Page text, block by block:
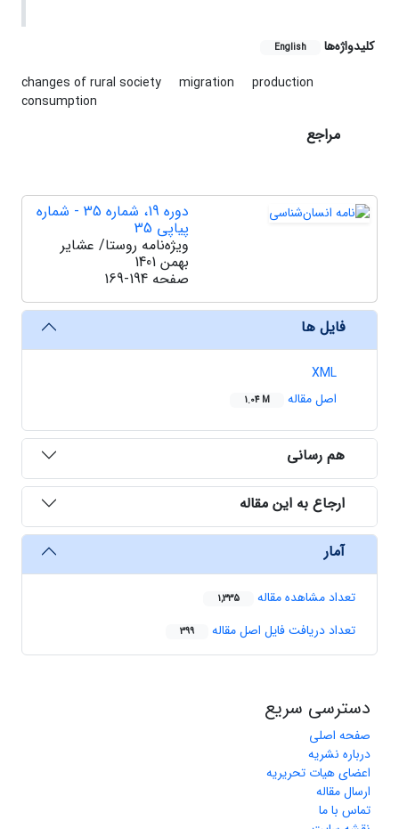
کلیدواژه‌ها English
changes of rural society migration
production
consumption
مراجع
دوره 19، شماره 35 - شماره
پیاپی 35
ویژه‌نامه روستا/ عشایر
بهمن 1401
صفحه 169-194
فایل ها
XML
اصل مقاله
1.04 M
هم رسانی
ارجاع به این مقاله
آمار
تعداد مشاهده مقاله 1,335
تعداد دریافت فایل اصل مقاله 399
دسترسی سریع
صفحه اصلی
درباره نشریه
اعضای هیات تحریریه
ارسال مقاله
تماس با ما